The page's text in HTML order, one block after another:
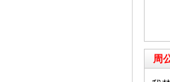
周